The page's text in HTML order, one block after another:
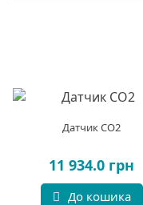
Датчик СО2
11 934.0 грн
До кошика